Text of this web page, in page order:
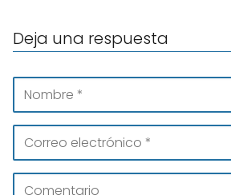
Deja una respuesta